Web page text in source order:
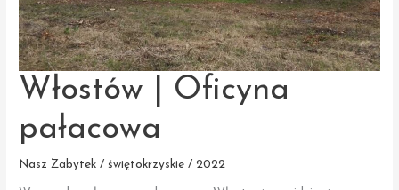
Włostów | Oficyna
pałacowa
Nasz Zabytek / świętokrzyskie / 2022